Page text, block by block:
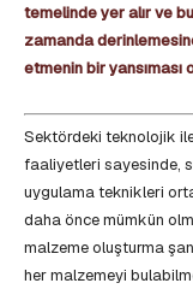
temelinde yer alır ve
zamanda
etmenin bir yansıması
Sektördeki teknolojik
faaliyetleri sayesinde,
uygulama teknikleri
daha önce mümkün
malzeme oluşturma
her malzemeyi